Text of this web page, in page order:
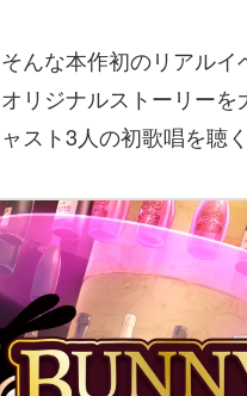
そんな本作初のリアル
オリジナルストーリー
ャスト3人の初歌唱を聴